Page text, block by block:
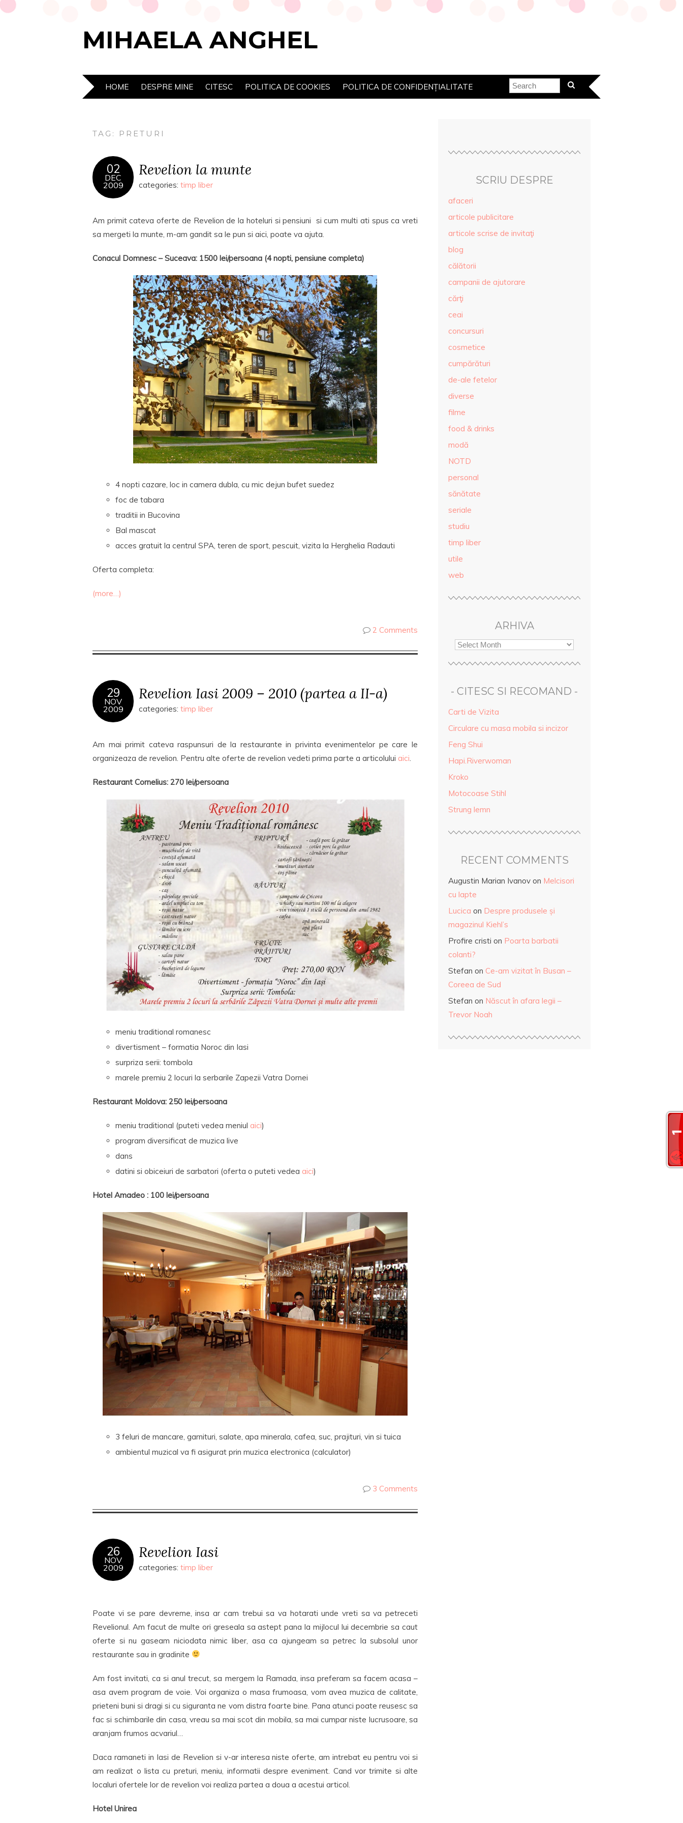
MIHAELA ANGHEL
HOME DESPRE MINE CITESC POLITICA DE COOKIES POLITICA DE CONFIDENȚIALITATE
TAG: PRETURI
02
DEC
2009
Revelion la munte
categories: timp liber
Am primit cateva oferte de Revelion de la hoteluri si pensiuni si cum multi ati spus ca vreti
sa mergeti la munte, m-am gandit sa le pun si aici, poate va ajuta.
Conacul Domnesc – Suceava: 1500 lei/persoana (4 nopti, pensiune completa)
4 nopti cazare, loc in camera dubla, cu mic dejun bufet suedez
foc de tabara
traditii in Bucovina
Bal mascat
acces gratuit la centrul SPA, teren de sport, pescuit, vizita la Herghelia Radauti
Oferta completa:
(more…)
2 Comments
29
NOV
2009
Revelion Iasi 2009 – 2010 (partea a II-a)
categories: timp liber
Am mai primit cateva raspunsuri de la restaurante in privinta evenimentelor pe care le
organizeaza de revelion. Pentru alte oferte de revelion vedeti prima parte a articolului aici
Restaurant Cornelius: 270 lei/persoana
meniu traditional romanesc
divertisment – formatia Noroc din Iasi
surpriza serii: tombola
marele premiu 2 locuri la serbarile Zapezii Vatra Dornei
Restaurant Moldova: 250 lei/persoana
meniu traditional (puteti vedea meniul aici)
program diversificat de muzica live
dans
datini si obiceiuri de sarbatori (oferta o puteti vedea aici)
Hotel Amadeo : 100 lei/persoana
3 feluri de mancare, garnituri, salate, apa minerala, cafea, suc, prajituri, vin si tuica
ambientul muzical va fi asigurat prin muzica electronica (calculator)
3 Comments
26
NOV
2009
Revelion Iasi
categories: timp liber
Poate vi se pare devreme, insa ar cam trebui sa va hotarati unde vreti sa va petreceti
Revelionul. Am facut de multe ori greseala sa astept pana la mijlocul lui decembrie sa caut
oferte si nu gaseam niciodata nimic liber, asa ca ajungeam sa petrec la subsolul unor
restaurante sau in gradinite
Am fost invitati, ca si anul trecut, sa mergem la Ramada, insa preferam sa facem acasa –
asa avem program de voie. Voi organiza o masa frumoasa, vom avea muzica de calitate,
prieteni buni si dragi si cu siguranta ne vom distra foarte bine. Pana atunci poate reusesc sa
fac si schimbarile din casa, vreau sa mai scot din mobila, sa mai cumpar niste lucrusoare, sa
aranjam frumos acvariul…
Daca ramaneti in Iasi de Revelion si v-ar interesa niste oferte, am intrebat eu pentru voi si
am realizat o lista cu preturi, meniu, informatii despre eveniment. Cand vor trimite si alte
localuri ofertele lor de revelion voi realiza partea a doua a acestui articol.
Hotel Unirea
SCRIU DESPRE
afaceri
articole publicitare
articole scrise de invitaţi
blog
călătorii
campanii de ajutorare
cărţi
ceai
concursuri
cosmetice
cumpărături
de-ale fetelor
diverse
filme
food & drinks
modă
NOTD
personal
sănătate
seriale
studiu
timp liber
utile
web
ARHIVA
- CITESC SI RECOMAND -
Carti de Vizita
Circulare cu masa mobila si incizor
Feng Shui
Hapi.Riverwoman
Kroko
Motocoase Stihl
Strung lemn
RECENT COMMENTS
Augustin Marian Ivanov on Melcisori
cu lapte
Lucica on Despre produsele și
magazinul Kiehl’s
Profire cristi on Poarta barbatii
colanti?
Stefan on Ce-am vizitat în Busan –
Coreea de Sud
Stefan on Născut în afara legii –
Trevor Noah